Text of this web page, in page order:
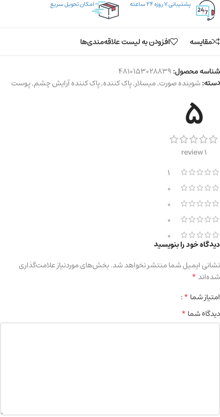
پشتیبانی ۷ روزه ۲۴ ساعته امکان تحویل سریع
مقایسه افزودن به لیست علاقه‌مندی‌ها
شناسه محصول:4810153028839
دسته:شوینده صورت,میسلار,پاک کننده,پاک کننده آرایش چشم,پوست
5
1 review
1
0
0
0
0
دیدگاه خود را بنویسید
نشانی ایمیل شما منتشر نخواهد شد.بخش‌های موردنیاز علامت‌گذاری
شده‌اند*
امتیاز شما*
دیدگاه شما*